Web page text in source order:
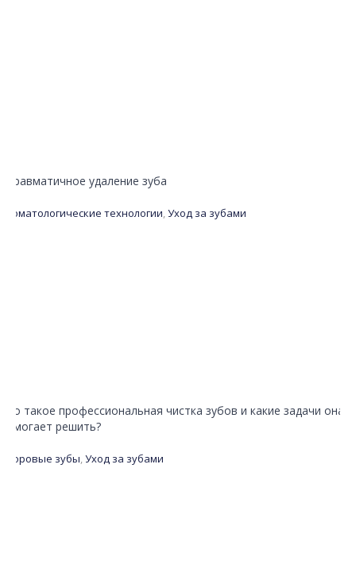
Атравматичное удаление зуба
Стоматологические технологии,Уход за зубами
Что такое профессиональная чистка зубов и какие задачи она
помогает решить?
Здоровые зубы,Уход за зубами